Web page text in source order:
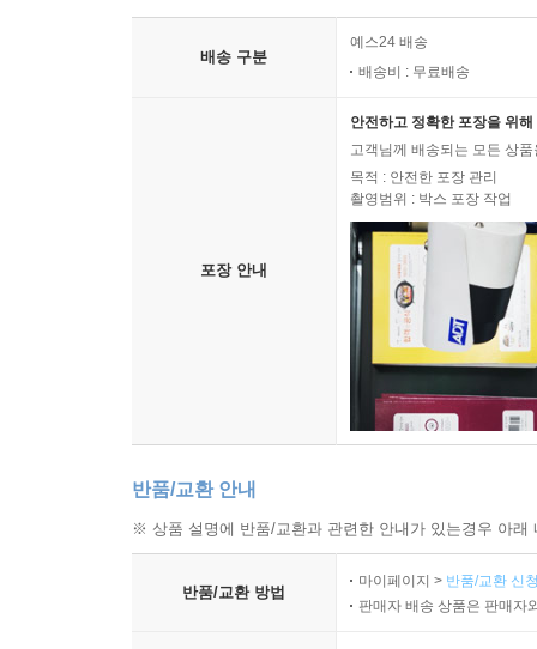
배송 구분
예스24 배송
배송비 : 무료배송
포장 안내
안전하고 정확한 포장을 위
고객님께 배송되는 모든 상
목적 : 안전한 포장 관리
촬영범위 : 박스 포장 작업
반품/교환 안내
※ 상품 설명에 반품/교환과 관련한 안내가 있는경우 아
반품/교환 방법
마이페이지 > 반품/교환 신
판매자 배송 상품은 판매자